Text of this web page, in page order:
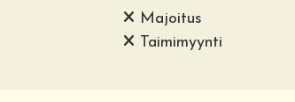
Majoitus
Taimimyynti